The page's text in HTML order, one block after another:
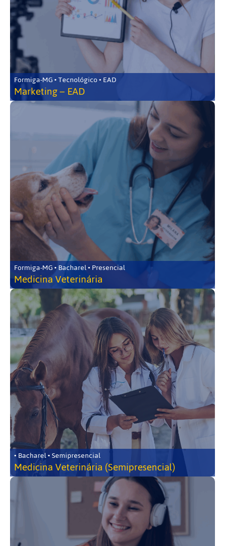
Formiga-MG • Tecnológico • EAD
Marketing – EAD
Formiga-MG • Bacharel • Presencial
Medicina Veterinária
• Bacharel • Semipresencial
Medicina Veterinária (Semipresencial)